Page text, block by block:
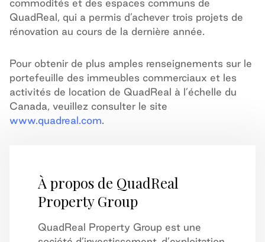
commodités et des espaces communs de
QuadReal, qui a permis d’achever trois projets de
rénovation au cours de la dernière année.
Pour obtenir de plus amples renseignements sur le
portefeuille des immeubles commerciaux et les
activités de location de QuadReal à l’échelle du
Canada, veuillez consulter le site
www.quadreal.com.
À propos de QuadReal
Property Group
QuadReal Property Group est une